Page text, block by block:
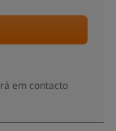
em contacto